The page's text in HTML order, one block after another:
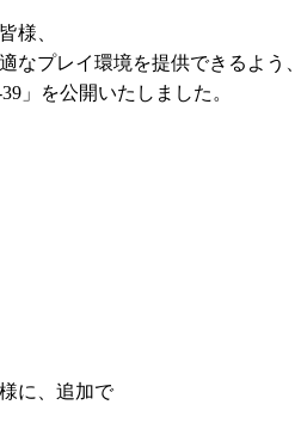
様、
なプレイ環境を提供できるよう
」を公開いたしました。
に、追加で